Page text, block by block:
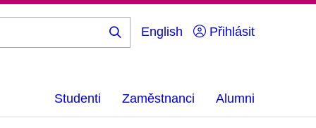
English Přihlásit
Studenti Zaměstnanci Alumni